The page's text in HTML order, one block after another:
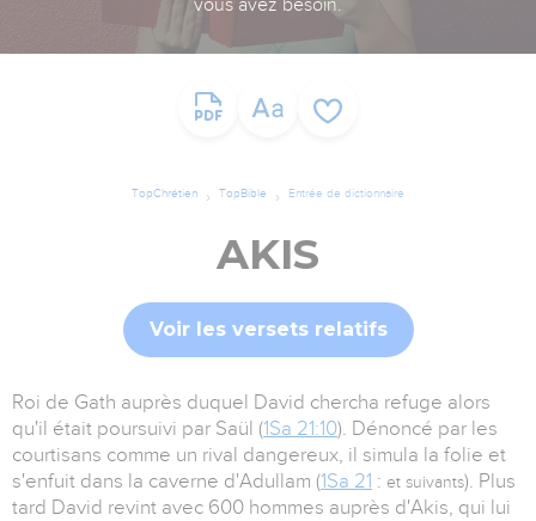
TopChrétien TopBible Entrée de dictionnaire
AKIS
Voir les versets relatifs
Roi de Gath auprès duquel David chercha refuge alors
qu'il était poursuivi par Saül (1Sa 21:10). Dénoncé par les
courtisans comme un rival dangereux, il simula la folie et
s'enfuit dans la caverne d'Adullam (1Sa 21 : et suivants). Plus
tard David revint avec 600 hommes auprès d'Akis, qui lui